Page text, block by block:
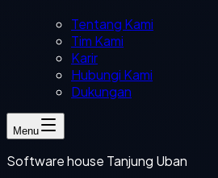
Tentang Kami
Tim Kami
Karir
Hubungi Kami
Dukungan
Menu
Software house Tanjung Uban